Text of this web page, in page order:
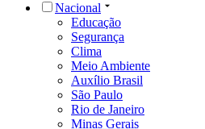
Nacional
Educação
Segurança
Clima
Meio Ambiente
Auxílio Brasil
São Paulo
Rio de Janeiro
Minas Gerais